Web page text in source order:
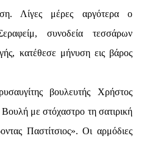
Λίγες μέρες αργότερα ο
συνοδεία τεσσάρων
κατέθεσε μήνυση εις βάρος
βουλευτής Χρήστος
με στόχαστρο τη σατιρική
Παστίτσιος». Οι αρμόδιες